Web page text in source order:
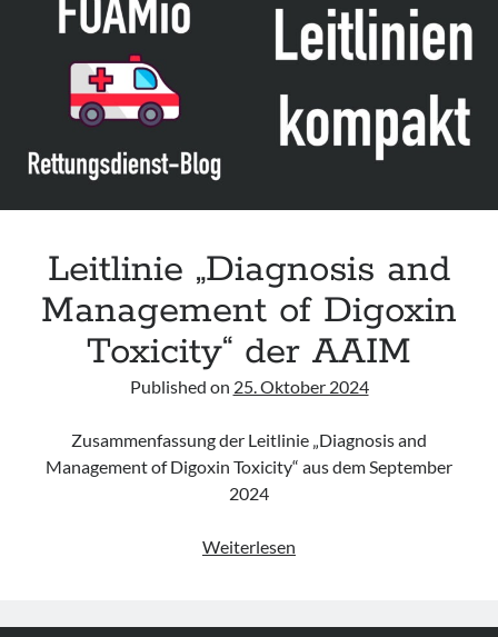
Leitlinie „Diagnosis and
Management of Digoxin
Toxicity“ der AAIM
Published on 25. Oktober 2024
Zusammenfassung der Leitlinie „Diagnosis and
Management of Digoxin Toxicity“ aus dem September
2024
Weiterlesen
Management